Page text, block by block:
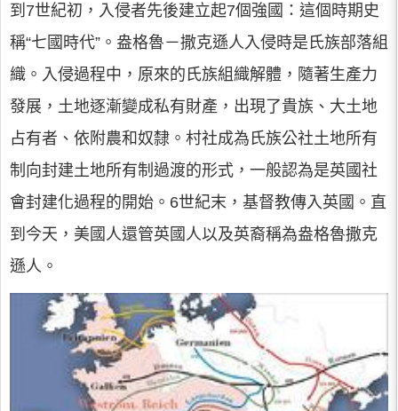
到7世紀初，入侵者先後建立起7個強國：這個時期史
稱“七國時代”。盎格魯－撒克遜人入侵時是氏族部落組
織。入侵過程中，原來的氏族組織解體，隨著生產力
發展，土地逐漸變成私有財產，出現了貴族、大土地
占有者、依附農和奴隸。村社成為氏族公社土地所有
制向封建土地所有制過渡的形式，一般認為是英國社
會封建化過程的開始。6世紀末，基督教傳入英國。直
到今天，美國人還管英國人以及英裔稱為盎格魯撒克
遜人。